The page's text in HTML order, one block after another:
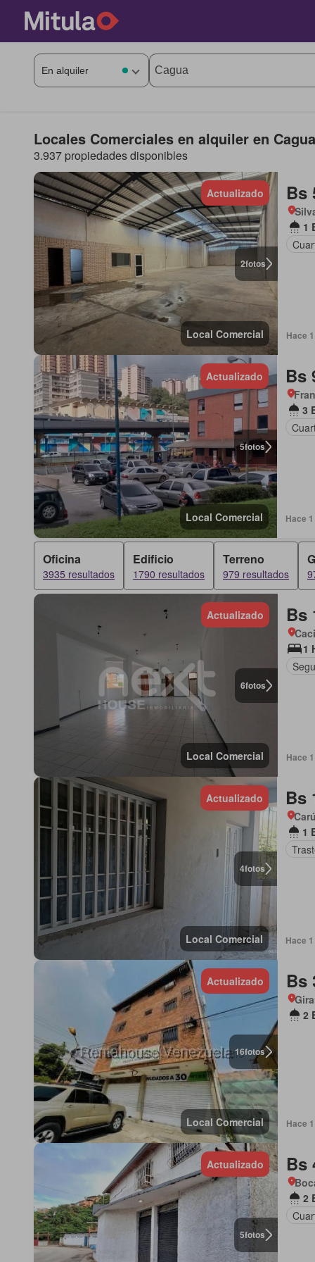
Locales Comerciales en alquiler en Cagua
3.937 propiedades disponibles
2fotos
Actualizado
Local Comercial
Bs
1
Hace
5fotos
Actualizado
Local Comercial
Bs
3
Hace
Oficina
3935 resultados
Edificio
1790 resultados
Terreno
979 resultados
6fotos
Actualizado
Local Comercial
Bs
1
Hace
4fotos
Actualizado
Local Comercial
Bs
1
Hace
16fotos
Actualizado
Local Comercial
Bs
2
Hace
5fotos
Actualizado Bs
2